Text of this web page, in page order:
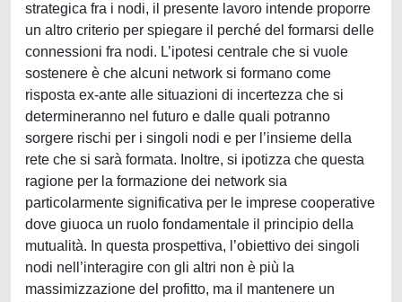
strategica fra i nodi, il presente lavoro intende proporre
un altro criterio per spiegare il perché del formarsi delle
connessioni fra nodi. L’ipotesi centrale che si vuole
sostenere è che alcuni network si formano come
risposta ex-ante alle situazioni di incertezza che si
determineranno nel futuro e dalle quali potranno
sorgere rischi per i singoli nodi e per l’insieme della
rete che si sarà formata. Inoltre, si ipotizza che questa
ragione per la formazione dei network sia
particolarmente significativa per le imprese cooperative
dove giuoca un ruolo fondamentale il principio della
mutualità. In questa prospettiva, l’obiettivo dei singoli
nodi nell’interagire con gli altri non è più la
massimizzazione del profitto, ma il mantenere un